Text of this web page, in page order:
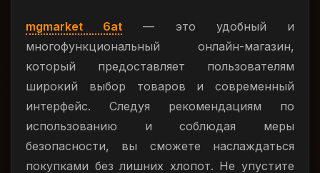
mgmarket 6at — это удобный и
многофункциональный онлайн-магазин,
который предоставляет пользователям
широкий выбор товаров и современный
интерфейс. Следуя рекомендациям по
использованию и соблюдая меры
безопасности, вы сможете наслаждаться
покупками без лишних хлопот. Не упустите